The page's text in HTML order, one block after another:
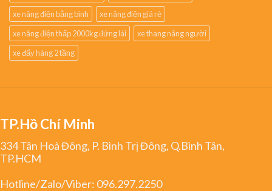
xe nâng điện bằng bình
xe nâng điện giá rẻ
xe nâng điện thấp 2000kg đứng lái
xe thang nâng người
xe đẩy hàng 2 tầng
TP.Hồ Chí Minh
334 Tân Hoà Đông, P. Bình Trị Đông, Q.Bình Tân,
TP.HCM
Hotline/Zalo/Viber: 096.297.2250